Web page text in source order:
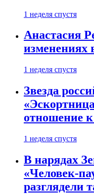
1 неделя спустя
Анастасия
изменениях
1 неделя спустя
Звезда
отношение
1 неделя спустя
В нарядах
«Человек-
разглядели